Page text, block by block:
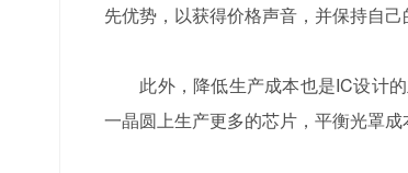
先优势，以获得价格声音，并保持自己
此外，降低生产成本也是IC设计的
一晶圆上生产更多的芯片，平衡光罩